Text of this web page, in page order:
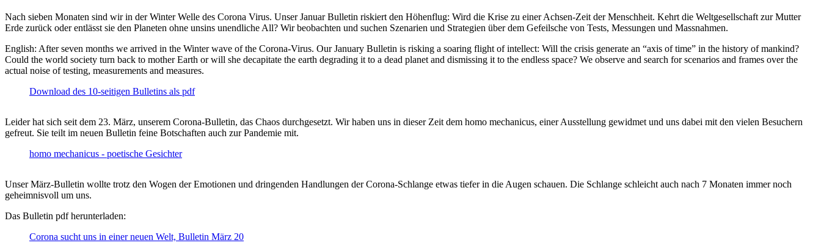
Nach sieben Monaten sind wir in der Winter Welle des Corona Virus. Unser Januar Bulletin riskiert den Höhenflug: Wird die Krise zu einer Achsen-Zeit der Menschheit. Kehrt die Weltgesellschaft zur Mutter
Erde zurück oder entlässt sie den Planeten ohne unsins unendliche All? Wir beobachten und suchen Szenarien und Strategien über dem Gefeilsche von Tests, Messungen und Massnahmen.
English: After seven months we arrived in the Winter wave of the Corona-Virus. Our January Bulletin is risking a soaring flight of intellect: Will the crisis generate an “axis of time” in the history of mankind?
Could the world society turn back to mother Earth or will she decapitate the earth degrading it to a dead planet and dismissing it to the endless space? We observe and search for scenarios and frames over the
actual noise of testing, measurements and measures.
Download des 10-seitigen Bulletins als pdf
Leider hat sich seit dem 23. März, unserem Corona-Bulletin, das Chaos durchgesetzt. Wir haben uns in dieser Zeit dem homo mechanicus, einer Ausstellung gewidmet und uns dabei mit den vielen Besuchern
gefreut. Sie teilt im neuen Bulletin feine Botschaften auch zur Pandemie mit.
homo mechanicus - poetische Gesichter
Unser März-Bulletin wollte trotz den Wogen der Emotionen und dringenden Handlungen der Corona-Schlange etwas tiefer in die Augen schauen. Die Schlange schleicht auch nach 7 Monaten immer noch
geheimnisvoll um uns.
Das Bulletin pdf herunterladen:
Corona sucht uns in einer neuen Welt, Bulletin März 20